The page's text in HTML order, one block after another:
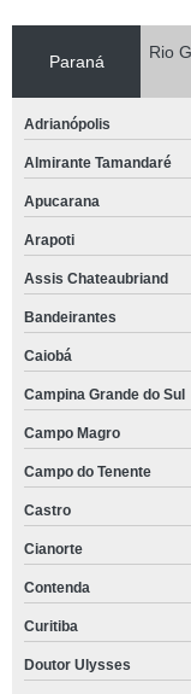
Paraná
Rio
Adrianópolis
Almirante Tamandaré
Apucarana
Arapoti
Assis Chateaubriand
Bandeirantes
Caiobá
Campina Grande do Sul
Campo Magro
Campo do Tenente
Castro
Cianorte
Contenda
Curitiba
Doutor Ulysses